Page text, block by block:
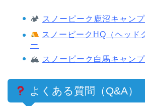
🏕 スノーピーク鹿沼キャン
スノーピークHQ（ヘッド
ー
🏔 スノーピーク白馬キャン
よくある質問（Q&A）